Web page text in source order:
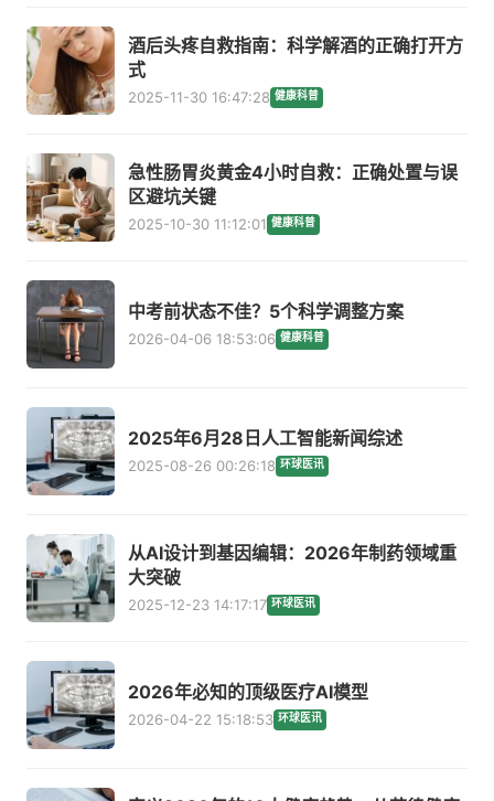
酒后头疼自救指南：科学解酒的正确打开方
式
2025-11-30 16:47:28 健康科普
急性肠胃炎黄金4小时自救：正确处置与误
区避坑关键
2025-10-30 11:12:01 健康科普
中考前状态不佳？5个科学调整方案
2026-04-06 18:53:06 健康科普
2025年6月28日人工智能新闻综述
2025-08-26 00:26:18 环球医讯
从AI设计到基因编辑：2026年制药领域重
大突破
2025-12-23 14:17:17 环球医讯
2026年必知的顶级医疗AI模型
2026-04-22 15:18:53 环球医讯